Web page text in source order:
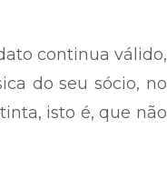
continua válido,
do seu sócio, no
isto é, que não